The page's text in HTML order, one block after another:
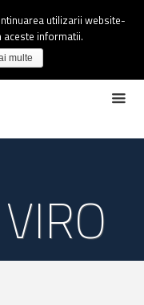
utilizarii website-
aceste informatii.
multe